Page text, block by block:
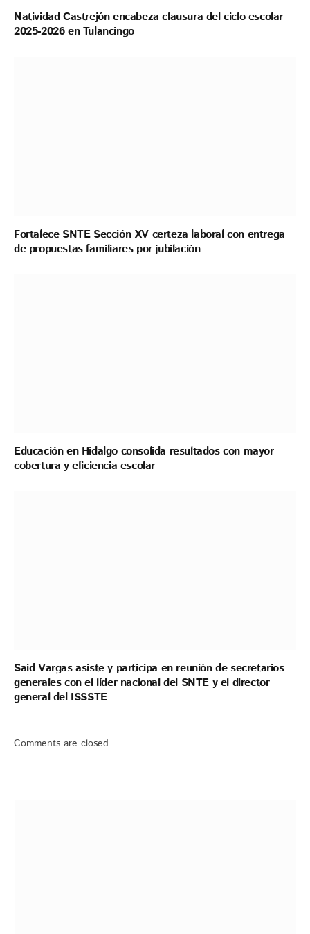
Natividad Castrejón encabeza clausura del ciclo escolar
2025-2026 en Tulancingo
Fortalece SNTE Sección XV certeza laboral con entrega
de propuestas familiares por jubilación
Educación en Hidalgo consolida resultados con mayor
cobertura y eficiencia escolar
Said Vargas asiste y participa en reunión de secretarios
generales con el líder nacional del SNTE y el director
general del ISSSTE
Comments are closed.